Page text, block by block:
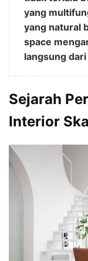
yang
yang natural
space
langsung dari
Sejarah
Interior